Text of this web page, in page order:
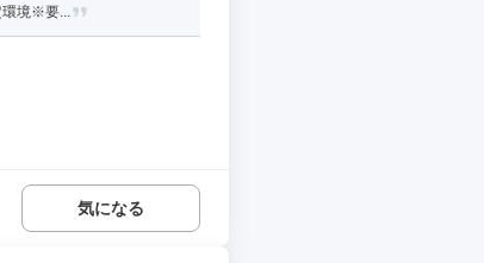
環境※要...
気になる